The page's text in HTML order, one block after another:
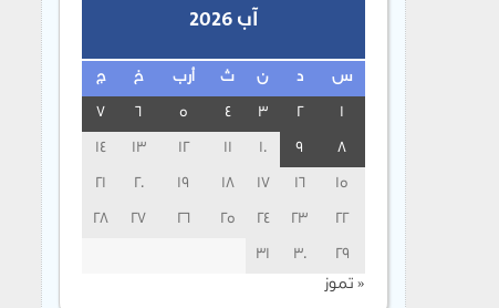
آب 2026
س د ن ث أرب خ ج
1
2
3
4
5
6
7
8
9
10
11
12
13
14
15
16
17
18
19
20
21
22
23
24
25
26
27
28
29
30
31
« تموز